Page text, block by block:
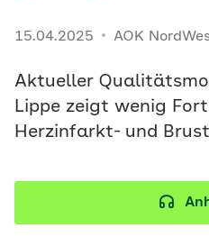
15.04.2025 AOK
Aktueller
Lippe zeigt wenig
Herzinfarkt- und